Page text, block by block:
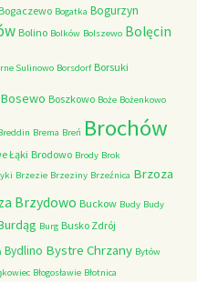
Bogatka Bogurzyn
Bolino Bolków Bolszewo Bolęcin
Sulinowo Borsdorf Borsuki
Bosewo Boszkowo Boże Bożenkowo
Brema Breń Brochów
Łąki Brodowo Brody Brok
Brzezie Brzeziny Brzeźnica Brzoza
Brzydowo Buckow Budy Budy
Burg Busko Zdrój
Bydlino Bystre Chrzany Bytów
Błogosławie Błotnica